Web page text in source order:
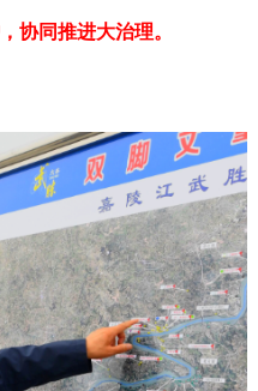
协同推进大治理。